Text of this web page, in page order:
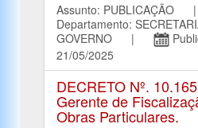
Assunto:
Departamento:
GOVERNO |
21/05/2025
DECRETO Nº.
Gerente de
Obras Particulares.